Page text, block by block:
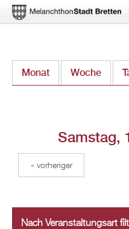
zum
Monat Woche
Samstag,
« vorheriger
Nach Veranstaltungsart